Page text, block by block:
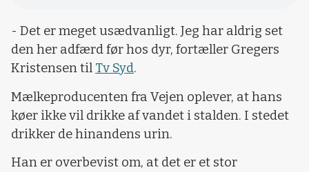
- Det er meget usædvanligt. Jeg har aldrig set
den her adfærd før hos dyr, fortæller Gregers
Kristensen til Tv Syd.
Mælkeproducenten fra Vejen oplever, at hans
køer ikke vil drikke af vandet i stalden. I stedet
drikker de hinandens urin.
Han er overbevist om, at det er et stor